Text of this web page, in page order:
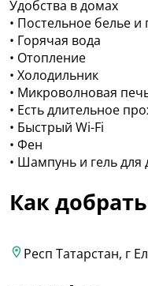
Удобства в домах
• Постельное белье и
• Горячая вода
• Отопление
• Холодильник
• Микроволновая
• Есть длительное
• Быстрый Wi-Fi
• Фен
• Шампунь и гель для
Как
Респ Татарстан, г